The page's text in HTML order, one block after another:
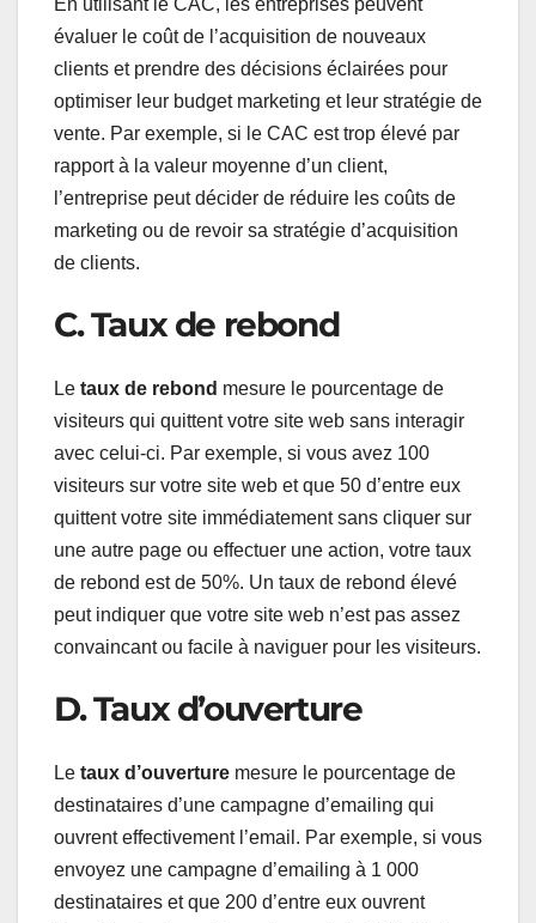
évaluer le coût de l’acquisition de nouveaux
clients et prendre des décisions éclairées pour
optimiser leur budget marketing et leur stratégie de
vente. Par exemple, si le CAC est trop élevé par
rapport à la valeur moyenne d’un client,
l’entreprise peut décider de réduire les coûts de
marketing ou de revoir sa stratégie d’acquisition
de clients.
C. Taux de rebond
Le taux de rebond mesure le pourcentage de
visiteurs qui quittent votre site web sans interagir
avec celui-ci. Par exemple, si vous avez 100
visiteurs sur votre site web et que 50 d’entre eux
quittent votre site immédiatement sans cliquer sur
une autre page ou effectuer une action, votre taux
de rebond est de 50%. Un taux de rebond élevé
peut indiquer que votre site web n’est pas assez
convaincant ou facile à naviguer pour les visiteurs.
D. Taux d’ouverture
Le taux d’ouverture mesure le pourcentage de
destinataires d’une campagne d’emailing qui
ouvrent effectivement l’email. Par exemple, si vous
envoyez une campagne d’emailing à 1 000
destinataires et que 200 d’entre eux ouvrent